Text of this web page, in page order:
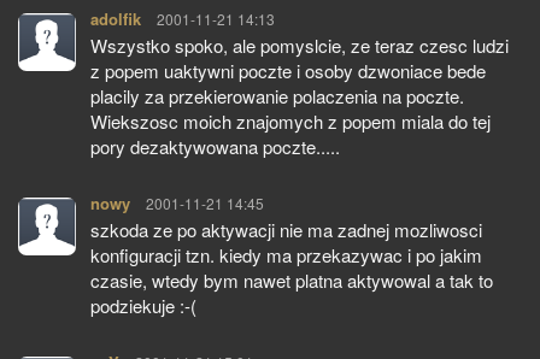
adolfik pisze:
2001-11-21 14:13
Wszystko spoko, ale pomyslcie, ze teraz czesc ludzi
z popem uaktywni poczte i osoby dzwoniace bede
placily za przekierowanie polaczenia na poczte.
Wiekszosc moich znajomych z popem miala do tej
pory dezaktywowana poczte.....
nowy pisze:
2001-11-21 14:45
szkoda ze po aktywacji nie ma zadnej mozliwosci
konfiguracji tzn. kiedy ma przekazywac i po jakim
czasie, wtedy bym nawet platna aktywowal a tak to
podziekuje :-(